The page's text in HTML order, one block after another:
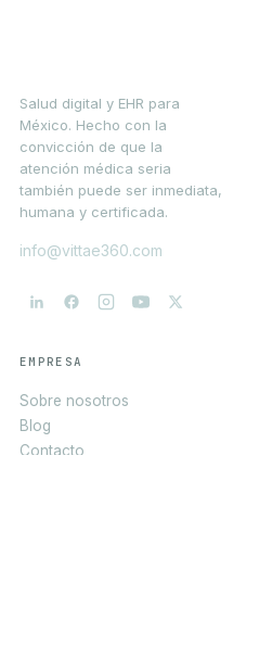
Salud digital y EHR para
México. Hecho con la
convicción de que la
atención médica seria
también puede ser inmediata,
humana y certificada.
info@vittae360.com
EMPRESA
Sobre nosotros
Blog
Contacto